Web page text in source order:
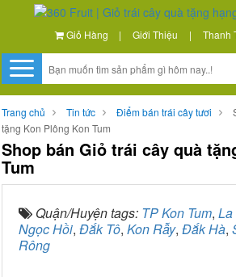
Giỏ Hàng | Giới Thiệu | Thanh
Trang chủ Tin tức Điểm bán trái cây tươi
tặng Kon Plông Kon Tum
Shop bán Giỏ trái cây quà
Tum
Quận/Huyện tags: TP Kon Tum, La
Ngọc Hồi, Đắk Tô, Kon Rẫy, Đắk Hà,
Rông